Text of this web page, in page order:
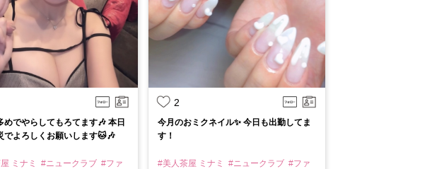
めでやらしてもろてます🎶 本日
でよろしくお願いします🐱🎶
ミナミ #ニュークラブ #ファ
2
今月のおミクネイル✨️ 今日も出勤してま
す！
#美人茶屋 ミナミ #ニュークラブ #ファ